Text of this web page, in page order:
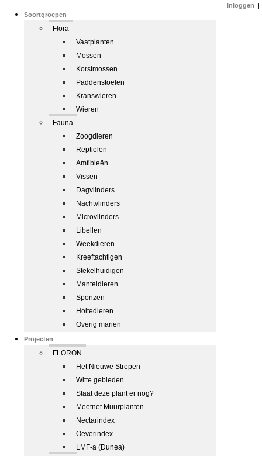
Soortgroepen
Flora
Vaatplanten
Mossen
Korstmossen
Paddenstoelen
Kranswieren
Wieren
Fauna
Zoogdieren
Reptielen
Amfibieën
Vissen
Dagvlinders
Nachtvlinders
Microvlinders
Libellen
Weekdieren
Kreeftachtigen
Stekelhuidigen
Manteldieren
Sponzen
Holtedieren
Overig marien
Projecten
FLORON
Het Nieuwe Strepen
Witte gebieden
Staat deze plant er nog?
Meetnet Muurplanten
Nectarindex
Oeverindex
LMF-a (Dunea)
Inloggen |